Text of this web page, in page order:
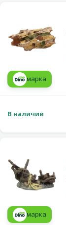
марка
В наличии
марка